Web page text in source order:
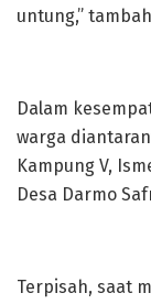
untung,”
Dalam
warga
Kampung V,
Desa Darmo
Terpisah, saat